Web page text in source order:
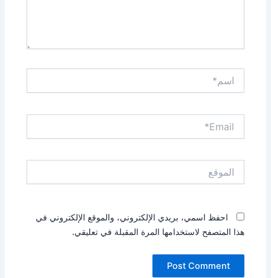
احفظ اسمي، بريدي الإلكتروني، والموقع الإلكتروني في
هذا المتصفح لاستخدامها المرة المقبلة في تعليقي.